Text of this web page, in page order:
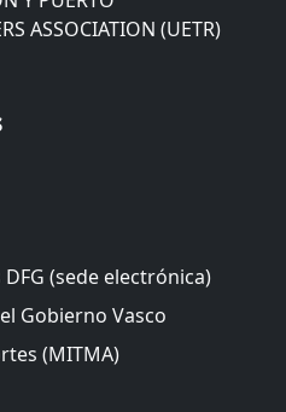
ASSOCIATION (UETR)
DE GIPUZKOA
(sede electrónica)
Gobierno Vasco
(MITMA)